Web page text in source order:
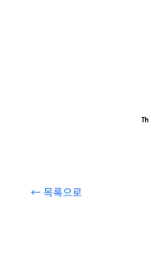
← 목록으로